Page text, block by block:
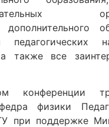
педагогических
также все
конференции
физики
при поддержке